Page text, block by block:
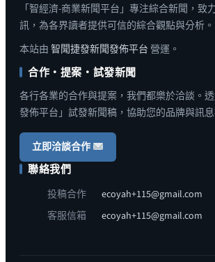
「智經濟-商業新聞平台」專注綜合新聞，致
訊，為各界讀者提供可信的綜合觀點與分析。
本站由 智聞捷發新聞發佈平台 營運。
合作・提案・試發新聞
各行各業的合作與提案，我們都樂於洽談。
發佈平台」試發新聞稿，協助您的品牌與訊
立即洽談合作
聯絡我們
投稿合作
ecoyah+115@gmail.com
客服信箱
ecoyah+115@gmail.com